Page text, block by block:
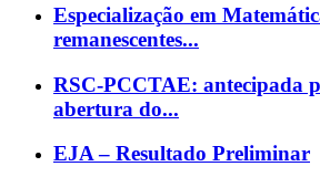
Especialização em
remanescentes...
RSC-PCCTAE: antecipada
abertura do...
EJA – Resultado Preliminar